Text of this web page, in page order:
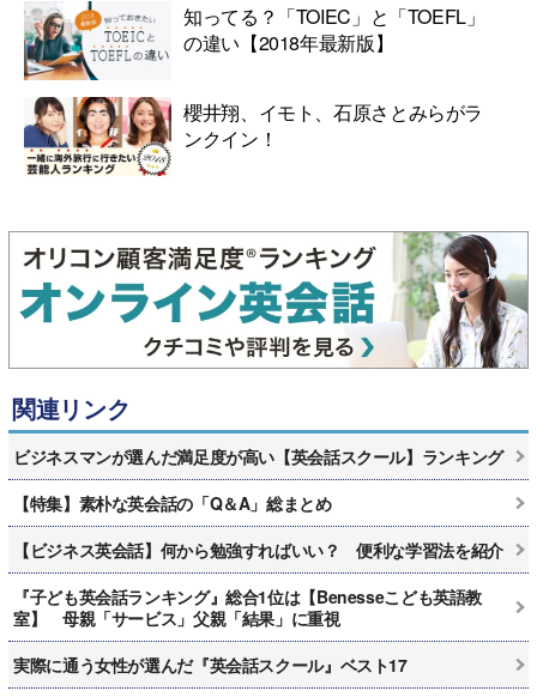
知ってる？「TOIEC」と「TOEFL」
の違い【2018年最新版】
櫻井翔、イモト、石原さとみらがラ
ンクイン！
関連リンク
ビジネスマンが選んだ満足度が高い【英会話スクール】ランキング
【特集】素朴な英会話の「Q＆A」総まとめ
【ビジネス英会話】何から勉強すればいい？ 便利な学習法を紹介
『子ども英会話ランキング』総合1位は【Benesseこども英語教
室】 母親「サービス」父親「結果」に重視
実際に通う女性が選んだ『英会話スクール』ベスト17